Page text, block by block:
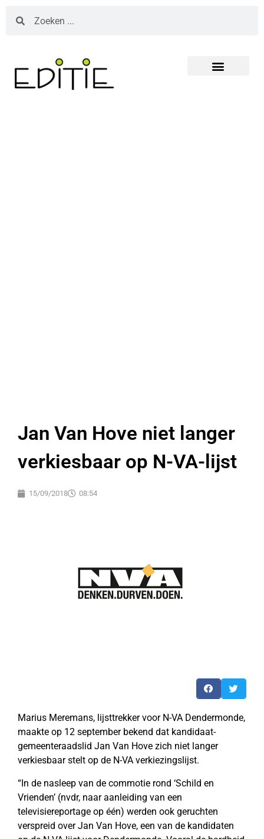
Jan Van Hove niet langer
verkiesbaar op N-VA-lijst
15/09/2018 08:54
Marius Meremans, lijsttrekker voor N-VA Dendermonde,
maakte op 12 september bekend dat kandidaat-
gemeenteraadslid Jan Van Hove zich niet langer
verkiesbaar stelt op de N-VA verkiezingslijst.
“In de nasleep van de commotie rond ‘Schild en
Vrienden’ (nvdr, naar aanleiding van een
televisiereportage op één) werden ook geruchten
verspreid over Jan Van Hove, een van de kandidaten